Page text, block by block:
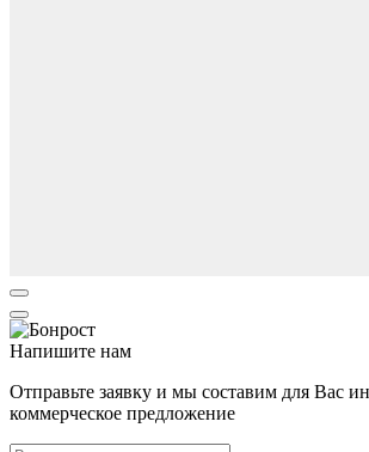
Напишите нам
Отправьте заявку и мы составим для Вас
коммерческое предложение